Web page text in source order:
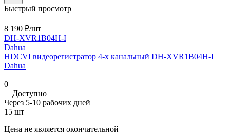
Быстрый просмотр
8 190 ₽/шт
DH-XVR1B04H-I
Dahua
HDCVI видеорегистратор 4-х канальный DH-XVR1B04H-I
Dahua
0
Доступно
Через 5-10 рабочих дней
15 шт
Цена не является окончательной